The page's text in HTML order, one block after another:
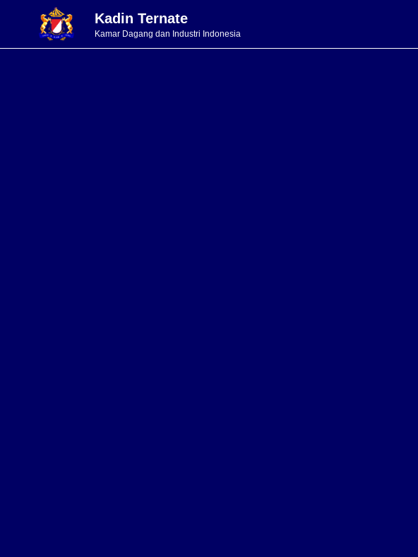
Kadin Ternate
Kamar Dagang dan Industri Indonesia